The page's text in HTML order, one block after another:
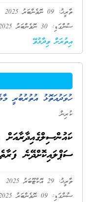
ތާރީޚު: 09 ނޮވެންބަރު 2025
ސުންގަޑި: 30 ނޮވެންބަރު 2025 13:00
އިތުރަށް ވިދާޅުވޭ
ހުވަދުއަތޮޅު އުތުރުބުރީ
ކުރިން
ސަޕްލައިކޮށްދޭނެ
ތާރީޚު: 29 އޮކްޓޫބަރު 2025
ސުންގަޑި: 09 ނޮވެންބަރު 2025 13:00